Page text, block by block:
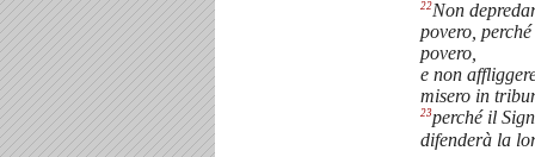
22Non
povero,
povero,
e non
misero in
23perché il
difenderà la